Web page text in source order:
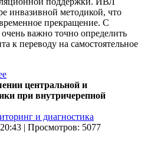
инвазивной методикой, что
прекращение. С
важно точно определить
к переводу на самостоятельное
центральной и
при внутричерепной
и диагностика
| Просмотров: 5077